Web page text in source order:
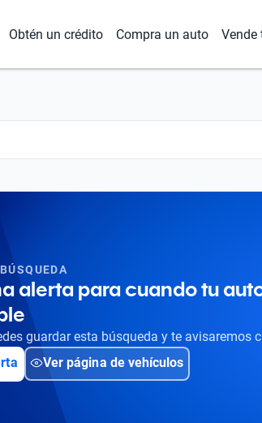
Obtén un crédito Compra un auto Vende
alerta para cuando tu
guardar esta búsqueda y te avisaremos
Ver página de vehículos